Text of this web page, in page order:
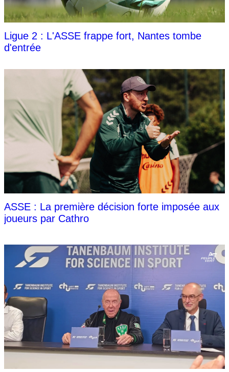
Ligue 2 : L'ASSE frappe fort, Nantes tombe
d'entrée
ASSE : La première décision forte imposée aux
joueurs par Cathro